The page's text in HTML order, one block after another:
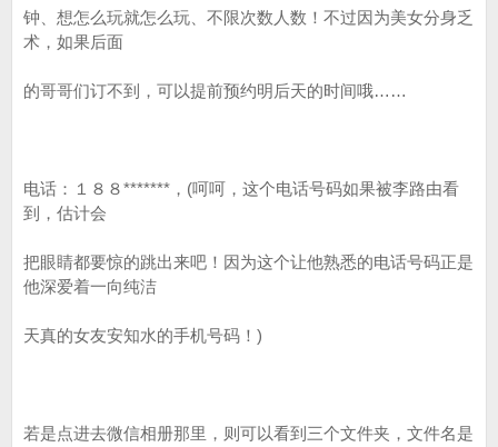
钟、想怎么玩就怎么玩、不限次数人数！不过因为美女分身乏
术，如果后面
的哥哥们订不到，可以提前预约明后天的时间哦……
电话：１８８*******，(呵呵，这个电话号码如果被李路由看
到，估计会
把眼睛都要惊的跳出来吧！因为这个让他熟悉的电话号码正是
他深爱着一向纯洁
天真的女友安知水的手机号码！)
若是点进去微信相册那里，则可以看到三个文件夹，文件名是